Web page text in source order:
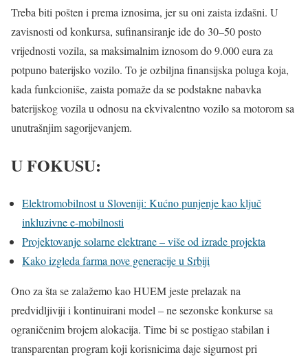
Treba biti pošten i prema iznosima, jer su oni zaista izdašni. U
zavisnosti od konkursa, sufinansiranje ide do 30–50 posto
vrijednosti vozila, sa maksimalnim iznosom do 9.000 eura za
potpuno baterijsko vozilo. To je ozbiljna finansijska poluga koja,
kada funkcioniše, zaista pomaže da se podstakne nabavka
baterijskog vozila u odnosu na ekvivalentno vozilo sa motorom sa
unutrašnjim sagorijevanjem.
U FOKUSU:
Elektromobilnost u Sloveniji: Kućno punjenje kao ključ
inkluzivne e-mobilnosti
Projektovanje solarne elektrane – više od izrade projekta
Kako izgleda farma nove generacije u Srbiji
Ono za šta se zalažemo kao HUEM jeste prelazak na
predvidljiviji i kontinuirani model – ne sezonske konkurse sa
ograničenim brojem alokacija. Time bi se postigao stabilan i
transparentan program koji korisnicima daje sigurnost pri